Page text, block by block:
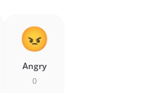
Angry
0